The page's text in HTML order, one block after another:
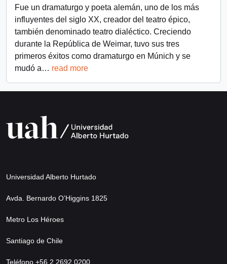
Fue un dramaturgo y poeta alemán, uno de los más
influyentes del siglo XX, creador del teatro épico,
también denominado teatro dialéctico. Creciendo
durante la República de Weimar, tuvo sus tres
primeros éxitos como dramaturgo en Múnich y se
mudó a… read more
Universidad Alberto Hurtado
Avda. Bernardo O’Higgins 1825
Metro Los Héroes
Santiago de Chile
Teléfono +56 2 2692 0200